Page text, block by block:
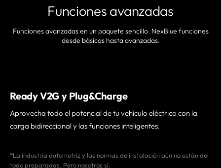
Funciones avanzadas
Funciones avanzadas en un paquete sencillo. NexBlue funciones
desde básicas hasta avanzadas.
Ready V2G y Plug&Charge
Aprovecha todo el potencial de tu vehículo eléctrico con la
carga bidireccional y las funciones inteligentes.
*La industria automotriz y las normas de instalación aún no están del
todo preparadas. Pero nosotros sí.